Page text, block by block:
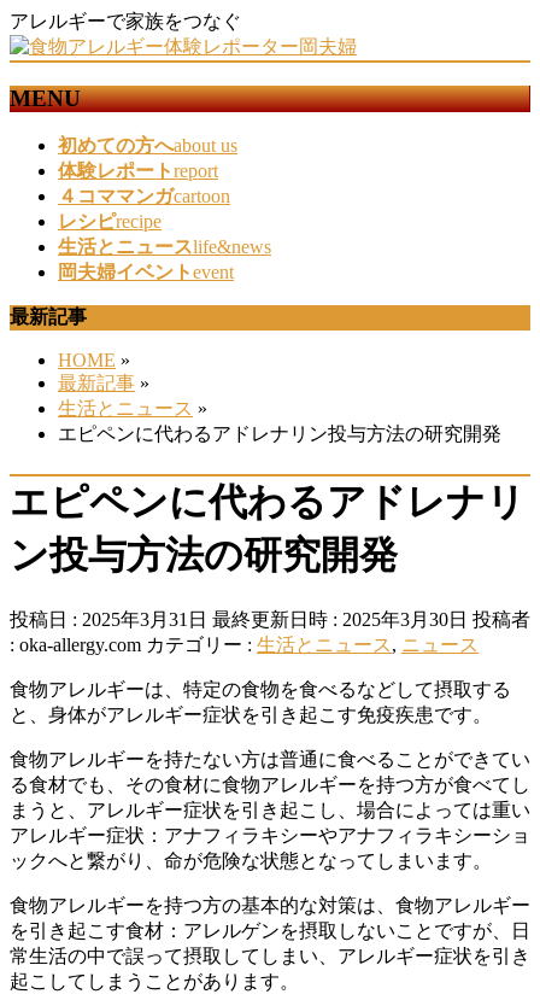
アレルギーで家族をつなぐ
MENU
す
初めての方へabout us
体験レポートreport
４コママンガcartoon
レシピrecipe
生活とニュースlife&news
岡夫婦イベントevent
最新記事
HOME »
最新記事 »
生活とニュース »
エピペンに代わるアドレナリン投与方法の研究開発
エピペンに代わるアドレナリ
ン投与方法の研究開発
投稿日 : 2025年3月31日 最終更新日時 : 2025年3月30日 投稿者
: oka-allergy.com カテゴリー : 生活とニュース, ニュース
食物アレルギーは、特定の食物を食べるなどして摂取する
と、身体がアレルギー症状を引き起こす免疫疾患です。
食物アレルギーを持たない方は普通に食べることができてい
る食材でも、その食材に食物アレルギーを持つ方が食べてし
まうと、アレルギー症状を引き起こし、場合によっては重い
アレルギー症状：アナフィラキシーやアナフィラキシーショ
ックへと繋がり、命が危険な状態となってしまいます。
食物アレルギーを持つ方の基本的な対策は、食物アレルギー
を引き起こす食材：アレルゲンを摂取しないことですが、日
常生活の中で誤って摂取してしまい、アレルギー症状を引き
起こしてしまうことがあります。